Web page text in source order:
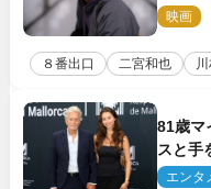
コメン
映画
８番出口 二宮和也
81歳マ
スと手
エンタ